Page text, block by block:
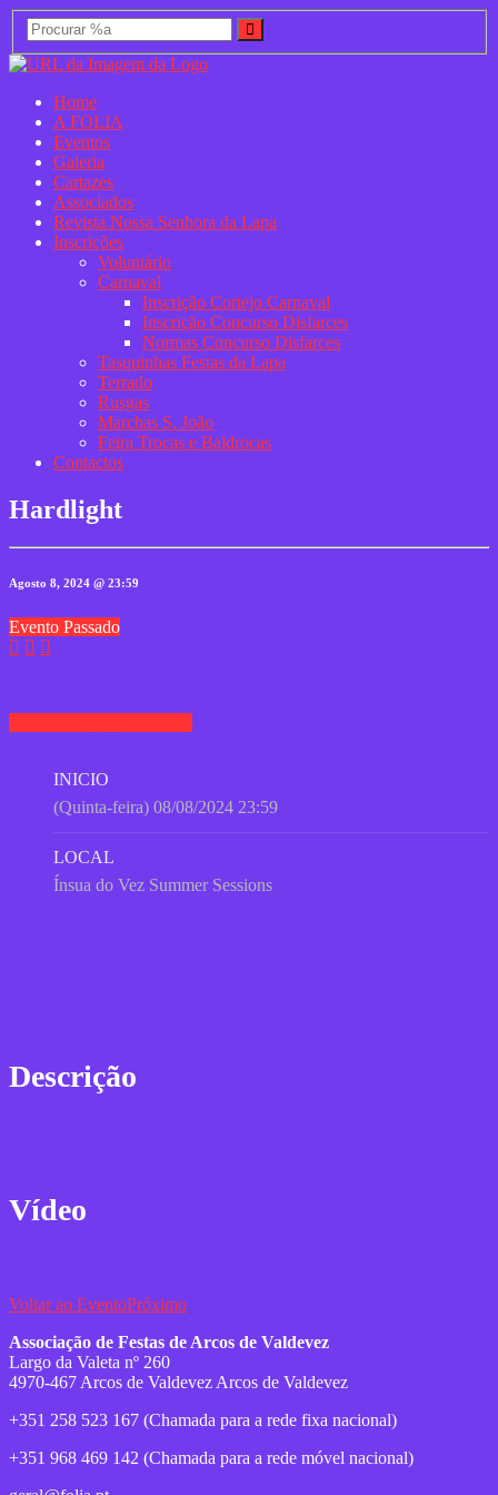
Home
A FOLIA
Eventos
Galeria
Cartazes
Associados
Revista Nossa Senhora da Lapa
Inscrições
Voluntário
Carnaval
Inscrição Cortejo Carnaval
Inscrição Concurso Disfarces
Normas Concurso Disfarces
Tasquinhas Festas da Lapa
Terrado
Rusgas
Marchas S. João
Feira Trocas e Baldrocas
Contactos
Hardlight
Agosto 8, 2024 @ 23:59
Evento Passado
INICIO
(Quinta-feira) 08/08/2024 23:59
LOCAL
Ínsua do Vez Summer Sessions
Descrição
Vídeo
Voltar ao EventoPróximo
Associação de Festas de Arcos de Valdevez
Largo da Valeta nº 260
4970-467 Arcos de Valdevez Arcos de Valdevez
+351 258 523 167 (Chamada para a rede fixa nacional)
+351 968 469 142 (Chamada para a rede móvel nacional)